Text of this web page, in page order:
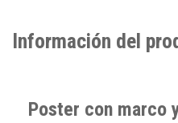
Información del
Poster con marco